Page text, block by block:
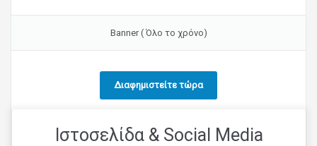
Banner ( Όλο το χρόνο)
Διαφημιστείτε τώρα
Ιστοσελίδα & Social Media